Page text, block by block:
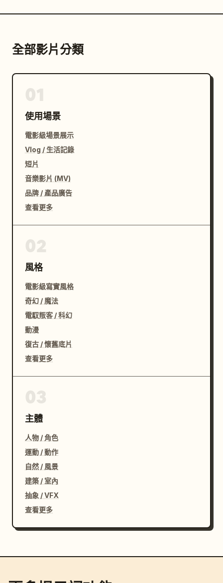
全部影片分類
使用場景
電影級場景展示
Vlog / 生活記錄
短片
音樂影片 (MV)
品牌 / 產品廣告
查看更多
風格
電影級寫實風格
奇幻 / 魔法
電馭叛客 / 科幻
動漫
復古 / 懷舊底片
查看更多
主體
人物 / 角色
運動 / 動作
自然 / 風景
建築 / 室內
抽象 / VFX
查看更多